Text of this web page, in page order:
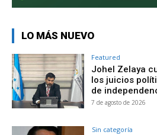
LO MÁS NUEVO
Featured
Johel Zelaya
los juicios
de
7 de agosto de 2026
Sin categoría